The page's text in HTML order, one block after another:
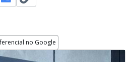
no Google